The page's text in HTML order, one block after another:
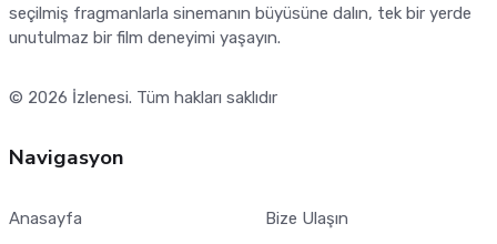
seçilmiş fragmanlarla sinemanın büyüsüne dalın, tek bir yerde
unutulmaz bir film deneyimi yaşayın.
© 2026 İzlenesi. Tüm hakları saklıdır
Navigasyon
Anasayfa
Bize Ulaşın